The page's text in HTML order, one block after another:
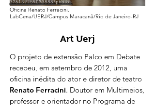
376139259073888/photos
Art Uerj
O projeto de extensão Palco em Debate
recebeu, em setembro de 2012, uma
oficina inédita do ator e diretor de teatro
Renato Ferracini. Doutor em Multimeios,
professor e orientador no Programa de
Oficina Renato Ferracini.
LabCena/UERJ/Campus Maracanã/Rio de Janeiro-RJ